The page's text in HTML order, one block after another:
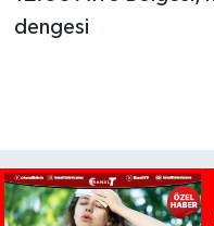
dengesi